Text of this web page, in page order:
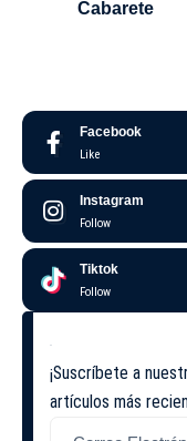
Cabarete
Facebook
Like
Instagram
Follow
Tiktok
Follow
¡Suscríbete a
artículos más